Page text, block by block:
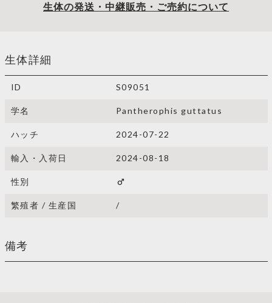
生体の発送・中継販売・ご売約について
生体詳細
ID S09051
学名 Pantherophis guttatus
ハッチ 2024-07-22
輸入・入荷日 2024-08-18
性別 male
繁殖者 / 生産国 /
備考